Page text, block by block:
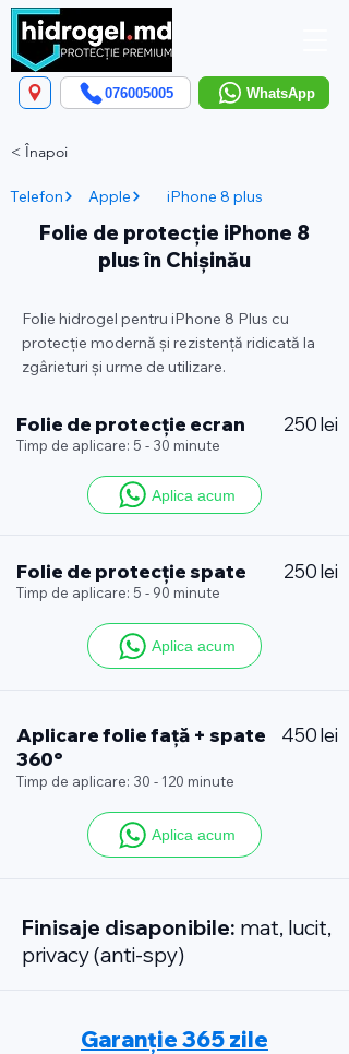
WhatsApp
076005005
< Înapoi
Telefon Apple iPhone 8 plus
Folie de protecție iPhone 8
plus în Chișinău
Folie hidrogel pentru iPhone 8 Plus cu
protecție modernă și rezistență ridicată la
zgârieturi și urme de utilizare.
Folie de protecție ecran 250 lei
Timp de aplicare: 5 - 30 minute
Aplica acum
Folie de protecție spate 250 lei
Timp de aplicare: 5 - 90 minute
Aplica acum
Aplicare folie față + spate
360°
450 lei
Timp de aplicare: 30 - 120 minute
Aplica acum
Finisaje disaponibile: mat, lucit,
privacy (anti-spy)
Garanție 365 zile